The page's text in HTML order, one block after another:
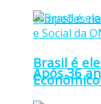
Após 36
Brasil é